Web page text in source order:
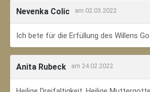
Nevenka Colic am 02.03.2022
Ich bete für die Erfüllung des Willens
Anita Rubeck am 24.02.2022